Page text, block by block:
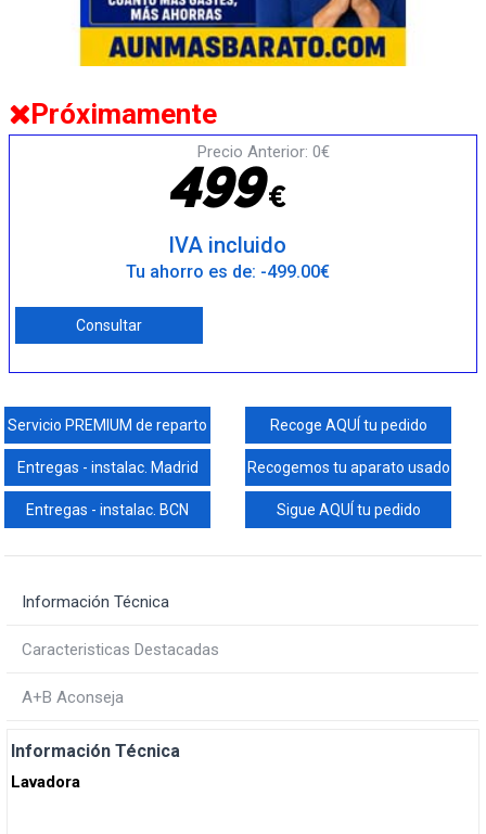
Próximamente
Precio Anterior: 0€
499€
IVA incluido
Tu ahorro es de: -499.00€
Consultar
Servicio PREMIUM de reparto Recoge AQUÍ tu pedido
Entregas - instalac. Madrid Recogemos tu aparato usado
Entregas - instalac. BCN Sigue AQUÍ tu pedido
Información Técnica
Caracteristicas Destacadas
A+B Aconseja
Información Técnica
Lavadora